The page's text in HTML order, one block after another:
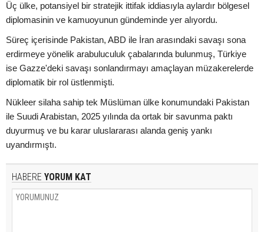
Üç ülke, potansiyel bir stratejik ittifak iddiasıyla aylardır bölgesel
diplomasinin ve kamuoyunun gündeminde yer alıyordu.
Süreç içerisinde Pakistan, ABD ile İran arasındaki savaşı sona
erdirmeye yönelik arabuluculuk çabalarında bulunmuş, Türkiye
ise Gazze'deki savaşı sonlandırmayı amaçlayan müzakerelerde
diplomatik bir rol üstlenmişti.
Nükleer silaha sahip tek Müslüman ülke konumundaki Pakistan
ile Suudi Arabistan, 2025 yılında da ortak bir savunma paktı
duyurmuş ve bu karar uluslararası alanda geniş yankı
uyandırmıştı.
HABERE YORUM KAT